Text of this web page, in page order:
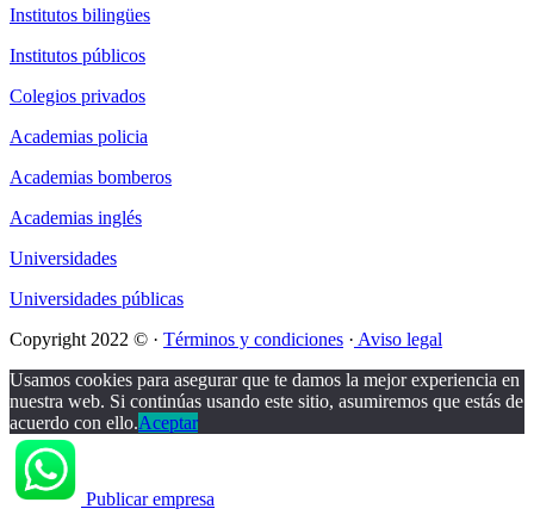
Institutos bilingües
Institutos públicos
Colegios privados
Academias policia
Academias bomberos
Academias inglés
Universidades
Universidades públicas
Copyright 2022 © · Términos y condiciones · Aviso legal
Usamos cookies para asegurar que te damos la mejor experiencia en
nuestra web. Si continúas usando este sitio, asumiremos que estás de
acuerdo con ello.Aceptar
Publicar empresa